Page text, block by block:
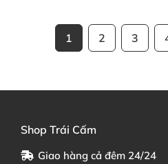
1 2 3
Shop Trái Cấm
Giao hàng cả đêm 24/24